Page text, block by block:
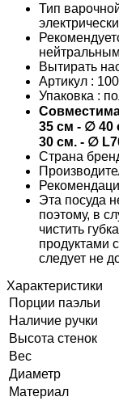
Тип
Вытирать
Артикул :
Упаковка :
С
35 см - ∅ 40
30 см. - ∅
Страна
Эта посуда
поэтому, в
чистить
продуктами
следует не
Характеристики
Порции паэльи
Наличие ручки
Высота стенок
Вес
Диаметр
Материал